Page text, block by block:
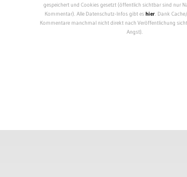
gespeichert und Cookies gesetzt (öffentlich sichtbar sind nur
Kommentar). Alle Datenschutz-Infos gibt eshier. Dank
Kommentare manchmal nicht direkt nach Veröffentlichung
Angst).